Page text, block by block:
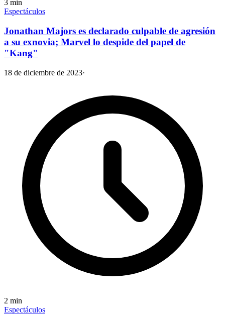
3 min
Espectáculos
Jonathan Majors es declarado culpable de agresión
a su exnovia; Marvel lo despide del papel de
"Kang"
18 de diciembre de 2023·
2 min
Espectáculos